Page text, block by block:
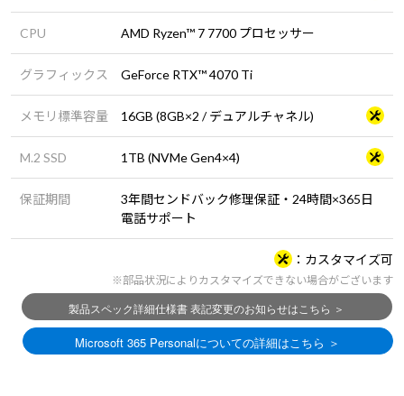
CPU AMD Ryzen™ 7 7700 プロセッサー
グラフィックス GeForce RTX™ 4070 Ti
メモリ標準容量 16GB (8GB×2 / デュアルチャネル)
M.2 SSD 1TB (NVMe Gen4×4)
保証期間
3年間センドバック修理保証・24時間×365日
電話サポート
カスタマイズ可
※部品状況によりカスタマイズできない場合がございます